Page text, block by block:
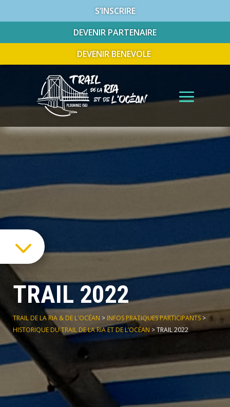
S’INSCRIRE
DEVENIR PARTENAIRE
DEVENIR BENEVOLE
3
TRAIL 2022
TRAIL DE LA RIA & DE L'OCÉAN > INFOS PRATIQUES PARTICIPANTS >
HISTORIQUE DU TRAIL DE LA RIA ET DE L’OCÉAN >TRAIL 2022